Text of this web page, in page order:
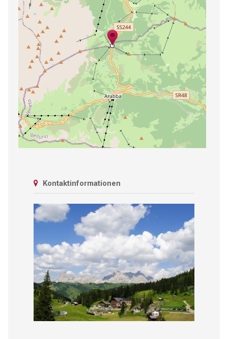
Kontaktinformationen